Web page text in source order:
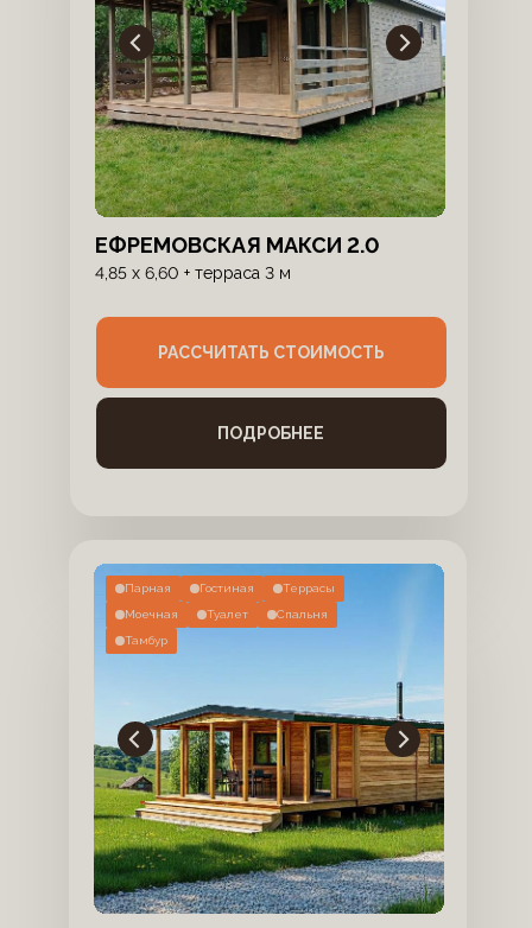
4,85 х 6,60 + терраса 3 м
ПОДРОБНЕЕ
РАССЧИТАТЬ СТОИМОСТЬ
ЕФРЕМОВСКАЯ МАКСИ 2.0
Парная Гостиная
Террасы
Моечная
Туалет
Спальня
Тамбур